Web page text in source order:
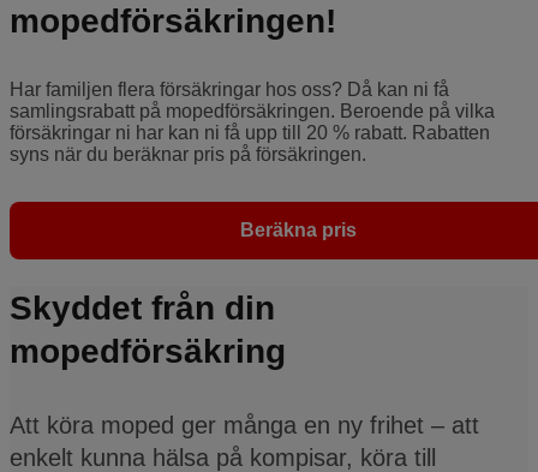
mopedförsäkringen!
Har familjen flera försäkringar hos oss? Då kan ni få
samlingsrabatt på mopedförsäkringen. Beroende på vilka
försäkringar ni har kan ni få upp till 20 % rabatt. Rabatten
syns när du beräknar pris på försäkringen.
Beräkna pris
Skyddet från din
mopedförsäkring
Att köra moped ger många en ny frihet – att
enkelt kunna hälsa på kompisar, köra till